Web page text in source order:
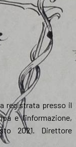
registrata presso il
e l’informazione,
2021. Direttore